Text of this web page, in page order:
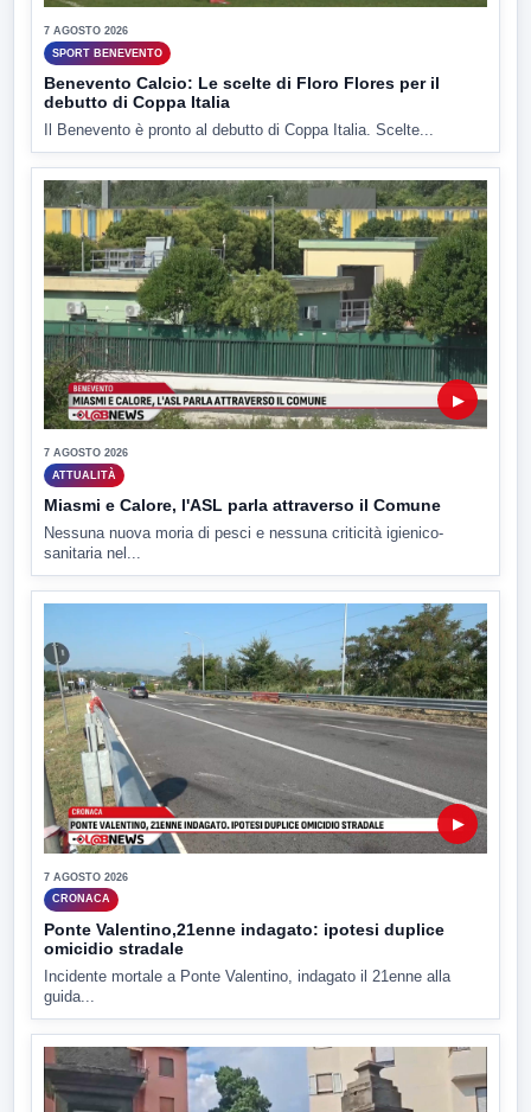
7 AGOSTO 2026
SPORT BENEVENTO
Benevento Calcio: Le scelte di Floro Flores per il
debutto di Coppa Italia
Il Benevento è pronto al debutto di Coppa Italia. Scelte...
▶
7 AGOSTO 2026
ATTUALITÀ
Miasmi e Calore, l'ASL parla attraverso il Comune
Nessuna nuova moria di pesci e nessuna criticità igienico-
sanitaria nel...
▶
7 AGOSTO 2026
CRONACA
Ponte Valentino,21enne indagato: ipotesi duplice
omicidio stradale
Incidente mortale a Ponte Valentino, indagato il 21enne alla
guida...